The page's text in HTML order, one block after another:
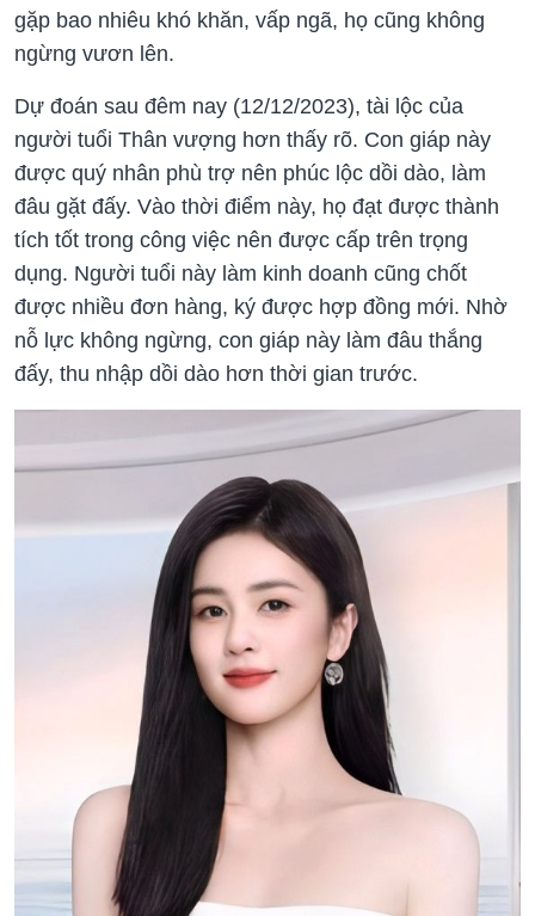
gặp bao nhiêu khó khăn, vấp ngã, họ cũng không
ngừng vươn lên.
Dự đoán sau đêm nay (12/12/2023), tài lộc của
người tuổi Thân vượng hơn thấy rõ. Con giáp này
được quý nhân phù trợ nên phúc lộc dồi dào, làm
đâu gặt đấy. Vào thời điểm này, họ đạt được thành
tích tốt trong công việc nên được cấp trên trọng
dụng. Người tuổi này làm kinh doanh cũng chốt
được nhiều đơn hàng, ký được hợp đồng mới. Nhờ
nỗ lực không ngừng, con giáp này làm đâu thắng
đấy, thu nhập dồi dào hơn thời gian trước.